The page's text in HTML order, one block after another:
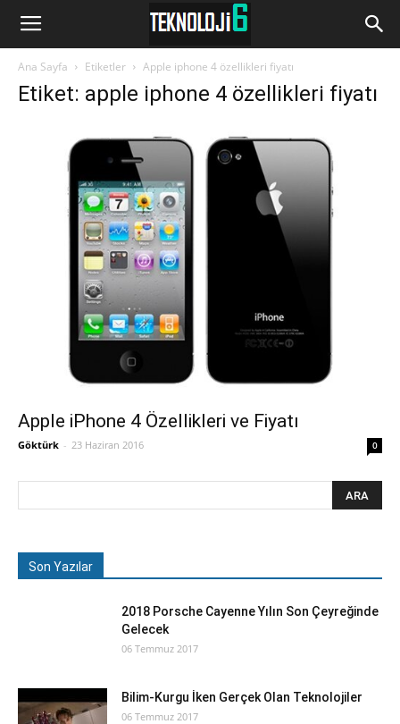
www.Teknoloji6.com
Ana Sayfa Etiketler Apple iphone 4 özellikleri fiyatı
Etiket: apple iphone 4 özellikleri fiyatı
Apple iPhone 4 Özellikleri ve Fiyatı
Göktürk - 23 Haziran 2016 0
Son Yazılar
2018 Porsche Cayenne Yılın Son Çeyreğinde
Gelecek
06 Temmuz 2017
Bilim-Kurgu İken Gerçek Olan Teknolojiler
06 Temmuz 2017